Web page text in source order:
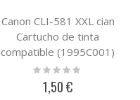
Canon CLI-581 XXL cian
Cartucho de tinta
compatible (1995C001)
Rating:
1,50 €